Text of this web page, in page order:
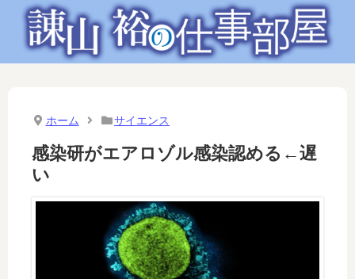
ホーム サイエンス
感染研がエアロゾル感染認める←遅
い